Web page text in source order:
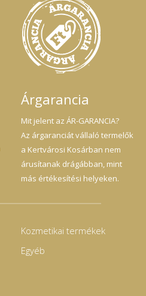
Árgarancia
Mit jelent az ÁR-GARANCIA?
Az árgaranciát vállaló termelők
a Kertvárosi Kosárban nem
árusítanak drágábban, mint
más értékesítési helyeken.
Kozmetikai termékek
Egyéb